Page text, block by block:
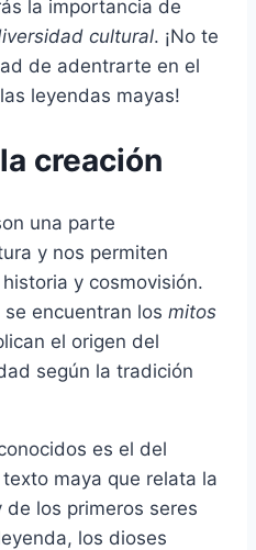
la importancia de
cultural. ¡No te
de adentrarte en el
leyendas mayas!
creación
una parte
y nos permiten
y cosmovisión.
encuentran los mitos
el origen del
según la tradición
es el del
maya que relata la
los primeros seres
los dioses